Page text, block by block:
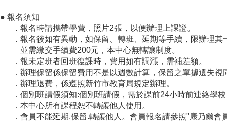
● 報名須知
．報名時請攜帶學費，照片2張，以便辦理上課證。
．報名後如有異動，如保留、轉班、延期等手續，限辦理其
並需繳交手續費200元，本中心無轉讓制度。
．報未定班者回班復課時，費用如有調漲，需補差額。
．辦理保留係保留費用不是以週數計算，保留之單據遺失視
．辦理退費，係遵照新竹市教育局規定辦理。
．個別班請假須知:個別班請假，需於課前24小時前連絡學
．本中心所有課程恕不轉讓他人使用。
．會員不能延期.保留.轉讓他人。會員報名請參照"康乃爾會